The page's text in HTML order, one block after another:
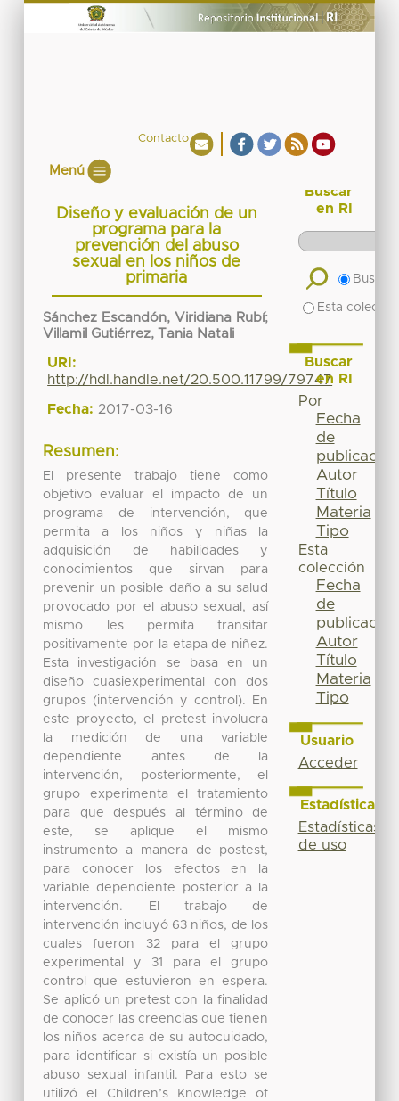
Contacto
Menú
Diseño y evaluación de un
programa para la
prevención del abuso
sexual en los niños de
primaria
Sánchez Escandón, Viridiana Rubí;
Villamil Gutiérrez, Tania Natali
URI:
http://hdl.handle.net/20.500.11799/79747
Fecha: 2017-03-16
Resumen:
El presente trabajo tiene como
objetivo evaluar el impacto de un
programa de intervención, que
permita a los niños y niñas la
adquisición de habilidades y
conocimientos que sirvan para
prevenir un posible daño a su salud
provocado por el abuso sexual, así
mismo les permita transitar
positivamente por la etapa de niñez.
Esta investigación se basa en un
diseño cuasiexperimental con dos
grupos (intervención y control). En
este proyecto, el pretest involucra
la medición de una variable
dependiente antes de la
intervención, posteriormente, el
grupo experimenta el tratamiento
para que después al término de
este, se aplique el mismo
instrumento a manera de postest,
para conocer los efectos en la
variable dependiente posterior a la
intervención. El trabajo de
intervención incluyó 63 niños, de los
cuales fueron 32 para el grupo
experimental y 31 para el grupo
control que estuvieron en espera.
Se aplicó un pretest con la finalidad
de conocer las creencias que tienen
los niños acerca de su autocuidado,
para identificar si existía un posible
abuso sexual infantil. Para esto se
utilizó el Children’s Knowledge of
Buscar
en RI
Buscar
Esta
Buscar
en RI
Por
Fecha
de
publicación
Autor
Título
Materia
Tipo
Esta
colección
Fecha
de
publicación
Autor
Título
Materia
Tipo
Usuario
Acceder
Estadísticas
Estadísticas
de uso